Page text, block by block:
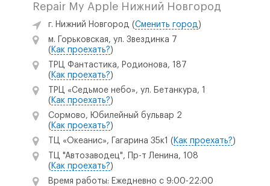
Repair My Apple Нижний Новгород
г. Нижний Новгород (Сменить город)
м. Горьковская, ул. Звездинка 7
( Как проехать?)
ТРЦ Фантастика, Родионова, 187
( Как проехать?)
ТРЦ «Седьмое небо», ул. Бетанкура, 1
( Как проехать?)
Сормово, Юбилейный бульвар 2
( Как проехать?)
ТЦ «Океанис», Гагарина 35к1 ( Как проехать?)
ТЦ "Автозаводец", Пр-т Ленина, 108
( Как проехать?)
Время работы: Ежедневно с 9:00-22:00